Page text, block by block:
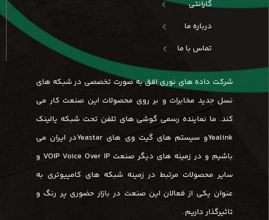
گارانتی
درباره ما
تماس با ما
شرکت داده های نوری افق به صورت تخصصی در شبکه های
نسل جدید مخابرات و بر روی محصولات این صنعت کار می
کند. ما نماینده رسمی گوشی های تلفن تحت شبکه یالینک
Yealinkو سیستم های گیت وی های Yeastarدر ایران می
باشیم و در زمینه های دیگر صنعت VOIP Voice Over IP و
سایر محصولات مرتبط در زمینه شبکه های کامپیوتری به
عنوان یکی از فعالان این صنعت در بازار حضوری پر رنگ و
تاثیرگذار داریم.